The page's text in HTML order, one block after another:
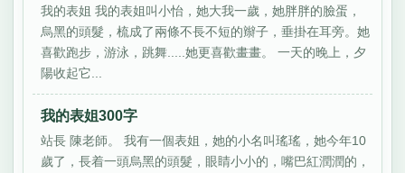
我的表姐 我的表姐叫小怡，她大我一歲，她胖胖的臉蛋，
烏黑的頭髮，梳成了兩條不長不短的辮子，垂掛在耳旁。她
喜歡跑步，游泳，跳舞.....她更喜歡畫畫。 一天的晚上，夕
陽收起它...
我的表姐300字
站長 陳老師。 我有一個表姐，她的小名叫瑤瑤，她今年10
歲了，長着一頭烏黑的頭髮，眼睛小小的，嘴巴紅潤潤的，